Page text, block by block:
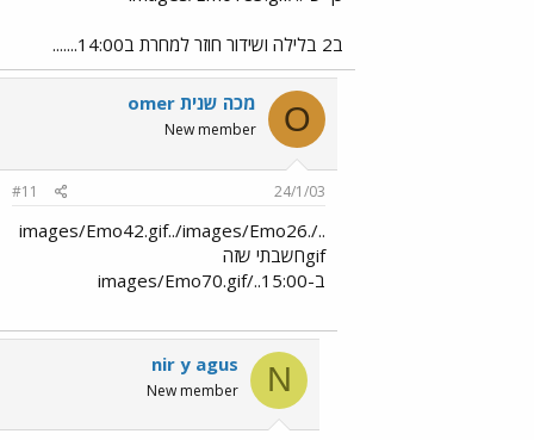
ב2 בלילה ושידור חוזר למחרת ב14:00.......
O omer מכה שנית
New member
24/1/03
#11
../images/Emo42.gif../images/Emo26.
gifחשבתי שזה
ב-15:00../images/Emo70.gif
N
nir y agus
New member